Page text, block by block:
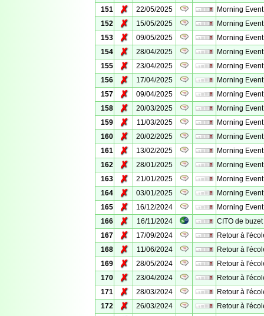
151
✗ 22/05/2025
Morning
152
✗ 15/05/2025
Morning
153
✗ 09/05/2025
Morning
154
✗ 28/04/2025
Morning
155
✗ 23/04/2025
Morning
156
✗ 17/04/2025
Morning
157
✗ 09/04/2025
Morning
158
✗ 20/03/2025
Morning
159
✗ 11/03/2025
Morning
160
✗ 20/02/2025
Morning
161
✗ 13/02/2025
Morning
162
✗ 28/01/2025
Morning
163
✗ 21/01/2025
Morning
164
✗ 03/01/2025
Morning
165
✗ 16/12/2024
Morning
166
✗ 16/11/2024
CITO de buzet
167
✗ 17/09/2024
Retour à
168
✗ 11/06/2024
Retour à
169
✗ 28/05/2024
Retour à
170
✗ 23/04/2024
Retour à
171
✗ 28/03/2024
Retour à
172
✗ 26/03/2024
Retour à